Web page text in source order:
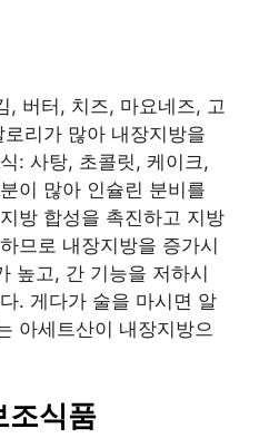
, 버터, 치즈, 마요네즈, 고
리가 많아 내장지방을
: 사탕, 초콜릿, 케이크,
이 많아 인슐린 분비를
방 합성을 촉진하고 지방
므로 내장지방을 증가시
높고, 간 기능을 저하시
. 게다가 술을 마시면 알
아세트산이 내장지방으
조식품